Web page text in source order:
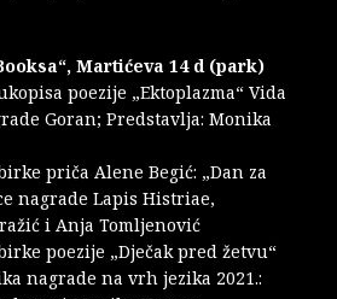
Martićeva 14 d (park)
poezije „Ektoplazma“ Vida
Goran; Predstavlja: Monika
priča Alene Begić: „Dan za
nagrade Lapis Histriae,
i Anja Tomljenović
poezije „Dječak pred žetvu“
nagrade na vrh jezika 2021.: